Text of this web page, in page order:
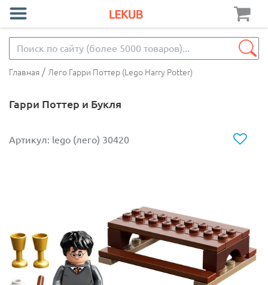
Главная / Лего Гарри Поттер (Lego Harry Potter)
Гарри Поттер и Букля
Артикул: lego (лего) 30420